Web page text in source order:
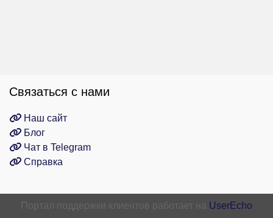
Связаться с нами
Наш сайт
Блог
Чат в Telegram
Справка
Портал поддержки клиентов работает на UserEcho